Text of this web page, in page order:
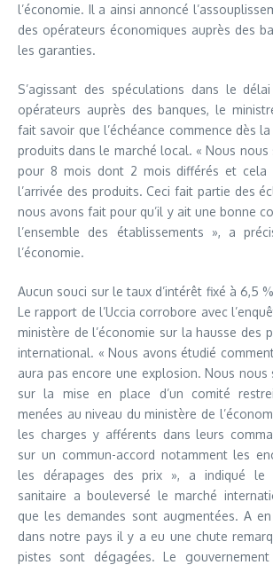
l’économie. Il a ainsi annoncé
des opérateurs économiques auprès des
les garanties.
S’agissant des spéculations dans le
opérateurs auprès des banques, le
fait savoir que l’échéance commence dès
produits dans le marché local. « Nous nous
pour 8 mois dont 2 mois différés et cela
l’arrivée des produits. Ceci fait partie des
nous avons fait pour qu’il y ait une bonne
l’ensemble des établissements », a
l’économie.
Aucun souci sur le taux d’intérêt fixé à 6,5
Le rapport de l’Uccia corrobore avec
ministère de l’économie sur la hausse des
international. « Nous avons étudié comment
aura pas encore une explosion. Nous nous
sur la mise en place d’un comité
menées au niveau du ministère de
les charges y afférents dans leurs
sur un commun-accord notamment les
les dérapages des prix », a indiqué le
sanitaire a bouleversé le marché
que les demandes sont augmentées. A
dans notre pays il y a eu une chute
pistes sont dégagées. Le